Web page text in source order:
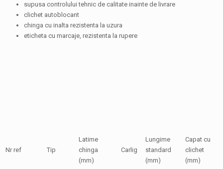
supusa controlului tehnic de calitate inainte de livrare
clichet autoblocant
chinga cu inalta rezistenta la uzura
eticheta cu marcaje, rezistenta la rupere
Nr ref Tip
Latime
chinga
(mm)
Carlig
Lungime
standard
(mm)
Capat cu
clichet
(mm)